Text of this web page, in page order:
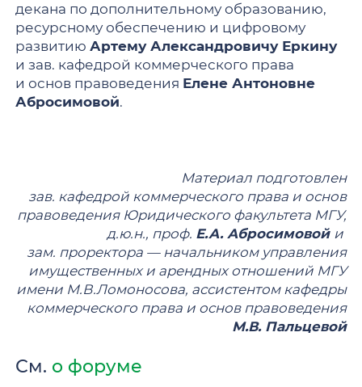
декана по дополнительному образованию,
ресурсному обеспечению и цифровому
развитиюАртему Александровичу Еркину
и зав. кафедрой коммерческого права
и основ правоведения Елене Антоновне
Абросимовой.
Материал подготовлен
зав. кафедрой коммерческого права и основ
правоведения Юридического факультета МГУ,
д.ю.н., проф. Е.А. Абросимовой и
зам. проректора — начальником управления
имущественных и арендных отношений МГУ
имени М.В.Ломоносова, ассистентом кафедры
коммерческого права и основ правоведения
М.В. Пальцевой
См. о форуме